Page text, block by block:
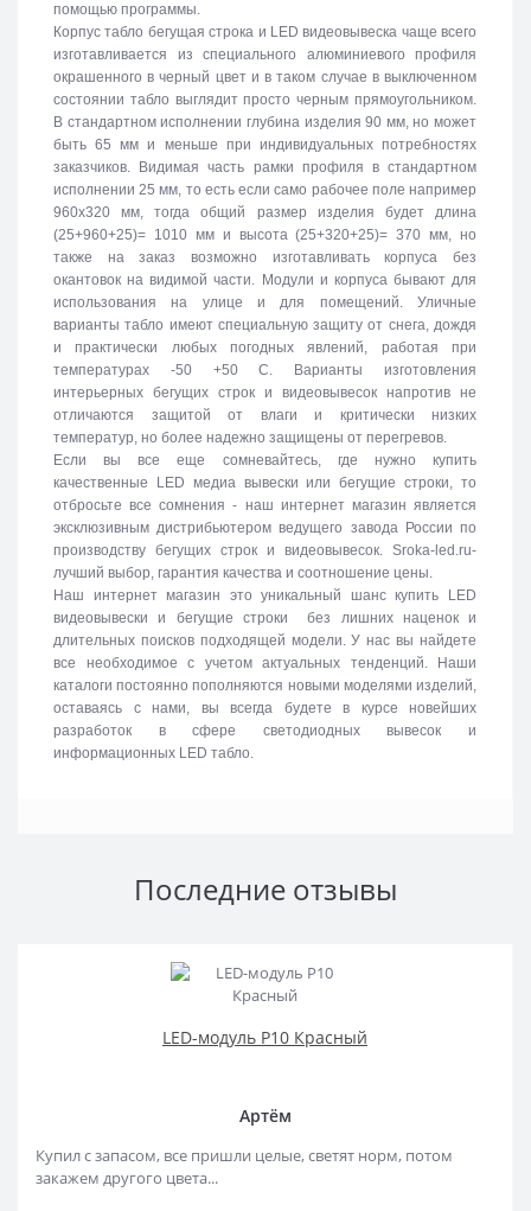
помощью программы.
Корпус табло бегущая строка и LED видеовывеска чаще всего
изготавливается из специального алюминиевого профиля
окрашенного в черный цвет и в таком случае в выключенном
состоянии табло выглядит просто черным прямоугольником.
В стандартном исполнении глубина изделия 90 мм, но может
быть 65 мм и меньше при индивидуальных потребностях
заказчиков. Видимая часть рамки профиля в стандартном
исполнении 25 мм, то есть если само рабочее поле например
960х320 мм, тогда общий размер изделия будет длина
(25+960+25)= 1010 мм и высота (25+320+25)= 370 мм, но
также на заказ возможно изготавливать корпуса без
окантовок на видимой части. Модули и корпуса бывают для
использования на улице и для помещений. Уличные
варианты табло имеют специальную защиту от снега, дождя
и практически любых погодных явлений, работая при
температурах -50 +50 C. Варианты изготовления
интерьерных бегущих строк и видеовывесок напротив не
отличаются защитой от влаги и критически низких
температур, но более надежно защищены от перегревов.
Если вы все еще сомневайтесь, где нужно купить
качественные LED медиа вывески или бегущие строки, то
отбросьте все сомнения - наш интернет магазин является
эксклюзивным дистрибьютером ведущего завода России по
производству бегущих строк и видеовывесок. Sroka-led.ru-
лучший выбор, гарантия качества и соотношение цены.
Наш интернет магазин это уникальный шанс купить LED
видеовывески и бегущие строки без лишних наценок и
длительных поисков подходящей модели. У нас вы найдете
все необходимое с учетом актуальных тенденций. Наши
каталоги постоянно пополняются новыми моделями изделий,
оставаясь с нами, вы всегда будете в курсе новейших
разработок в сфере светодиодных вывесок и
информационных LED табло.
Последние отзывы
LED-модуль P10 Красный
Артём
Купил с запасом, все пришли целые, светят норм, потом
закажем другого цвета...